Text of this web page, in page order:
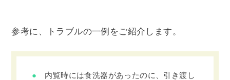
参考に、トラブルの一例をご紹介します。
内覧時には食洗器があったのに、引き渡し